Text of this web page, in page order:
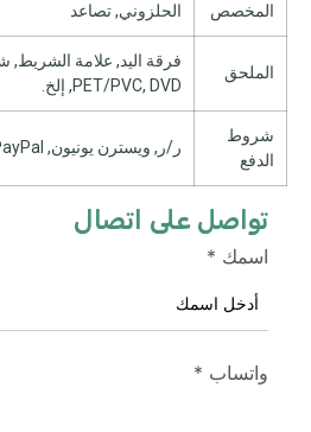
المخصص
الحلزوني, تصاعد
الملحق
فرقة اليد, علامة الشريط,
PET/PVC, DVD, إلخ.
شروط
الدفع
ر/ر, ويسترن يونيون, PayPal, بطاقة إئتمان
تواصل على اتصال
اسمك *
واتساب *